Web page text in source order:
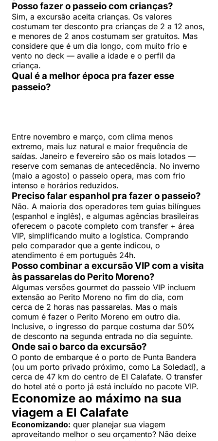
Posso fazer o passeio com crianças?
Sim, a excursão aceita crianças. Os valores
costumam ter desconto pra crianças de 2 a 12 anos,
e menores de 2 anos costumam ser gratuitos. Mas
considere que é um dia longo, com muito frio e
vento no deck — avalie a idade e o perfil da
criança.
Qual é a melhor época pra fazer esse
passeio?
Entre novembro e março, com clima menos
extremo, mais luz natural e maior frequência de
saídas. Janeiro e fevereiro são os mais lotados —
reserve com semanas de antecedência. No inverno
(maio a agosto) o passeio opera, mas com frio
intenso e horários reduzidos.
Preciso falar espanhol pra fazer o passeio?
Não. A maioria dos operadores tem guias bilíngues
(espanhol e inglês), e algumas agências brasileiras
oferecem o pacote completo com transfer + área
VIP, simplificando muito a logística. Comprando
pelo comparador que a gente indicou, o
atendimento é em português 24h.
Posso combinar a excursão VIP com a visita
às passarelas do Perito Moreno?
Algumas versões gourmet do passeio VIP incluem
extensão ao Perito Moreno no fim do dia, com
cerca de 2 horas nas passarelas. Mas o mais
comum é fazer o Perito Moreno em outro dia.
Inclusive, o ingresso do parque costuma dar 50%
de desconto na segunda entrada no dia seguinte.
Onde sai o barco da excursão?
O ponto de embarque é o porto de Punta Bandera
(ou um porto privado próximo, como La Soledad), a
cerca de 47 km do centro de El Calafate. O transfer
do hotel até o porto já está incluído no pacote VIP.
Economize ao máximo na sua
viagem a El Calafate
Economizando: quer planejar sua viagem
aproveitando melhor o seu orçamento? Não deixe